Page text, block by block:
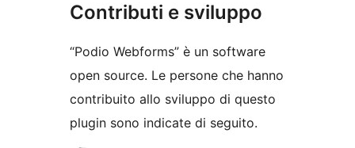
Contributi e sviluppo
“Podio Webforms” è un software
open source. Le persone che hanno
contribuito allo sviluppo di questo
plugin sono indicate di seguito.